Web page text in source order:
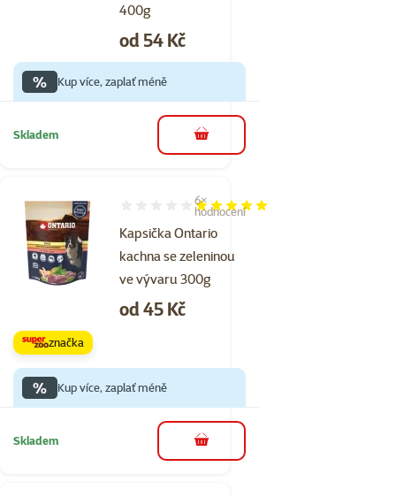
400g
Cena
od 54 Kč
% Kup více, zaplať méně
Skladem do košíku
Kapsička Ontario
kachna se zeleninou
ve vývaru 300g
Hodnocení 100%, počet hodnocení: 6
6×
hodnocení
Cena
od 45 Kč
značka
% Kup více, zaplať méně
Skladem do košíku